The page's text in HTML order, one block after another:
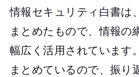
情報セキュリティ白書は
まとめたもので、情報の
幅広く活用されています
まとめているので、振り